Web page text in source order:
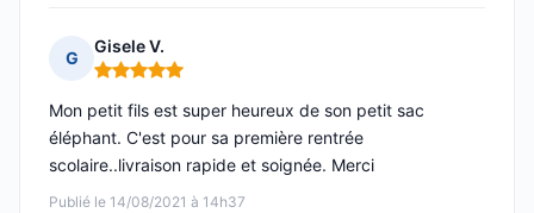
G
Gisele V.
Note : 5 sur 5
Publié le 14/08/2021 à 14h37
Mon petit fils est super heureux de son petit sac
éléphant. C'est pour sa première rentrée
scolaire..livraison rapide et soignée. Merci